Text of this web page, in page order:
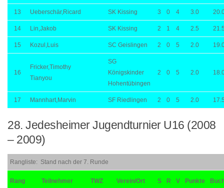
13 Ueberschär,Ricard SK Kissing 3 0 4 3.0
14 Lin,Jakob SK Kissing 2 1 4 2.5
15 Kozul,Luis SC Geislingen 2 0 5 2.0
16
Fricker,Timothy
Tianyou
SG
Königskinder
Hohentübingen
2 0 5 2.0
17 Mannhart,Marvin SF Riedlingen 2 0 5 2.0
28. Jedesheimer Jugendturnier U16 (2008
– 2009)
Rangliste: Stand nach der 7. Runde
Rang Teilnehmer TWZ Verein/Ort S R V Punkte